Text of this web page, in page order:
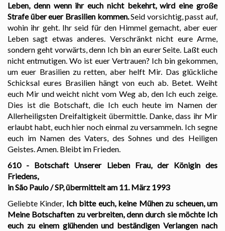
Leben, denn wenn ihr euch nicht bekehrt, wird eine große
Strafe über euer Brasilien kommen.Seid vorsichtig, passt auf,
wohin ihr geht. Ihr seid für den Himmel gemacht, aber euer
Leben sagt etwas anderes. Verschränkt nicht eure Arme,
sondern geht vorwärts, denn Ich bin an eurer Seite. Laßt euch
nicht entmutigen. Wo ist euer Vertrauen? Ich bin gekommen,
um euer Brasilien zu retten, aber helft Mir. Das glückliche
Schicksal eures Brasilien hängt von euch ab. Betet. Weiht
euch Mir und weicht nicht vom Weg ab, den Ich euch zeige.
Dies ist die Botschaft, die Ich euch heute im Namen der
Allerheiligsten Dreifaltigkeit übermittle. Danke, dass ihr Mir
erlaubt habt, euch hier noch einmal zu versammeln. Ich segne
euch im Namen des Vaters, des Sohnes und des Heiligen
Geistes. Amen. Bleibt im Frieden.
610 - Botschaft Unserer Lieben Frau, der Königin des
Friedens,
in São Paulo / SP, übermittelt am 11. März 1993
Geliebte Kinder, Ich bitte euch, keine Mühen zu scheuen, um
Meine Botschaften zu verbreiten, denn durch sie möchte Ich
euch zu einem glühenden und beständigen Verlangen nach